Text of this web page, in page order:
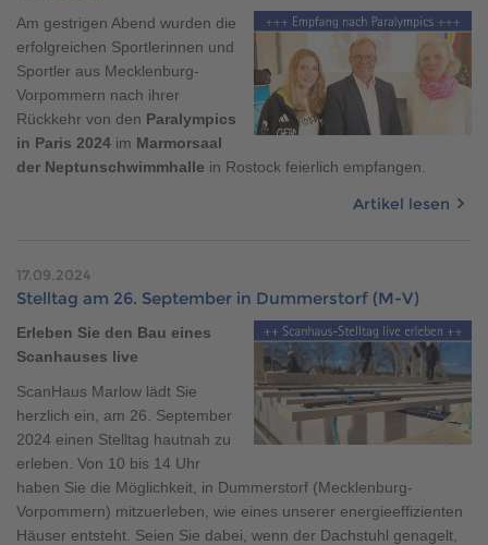
Am gestrigen Abend wurden die
erfolgreichen Sportlerinnen und
Sportler aus Mecklenburg-
Vorpommern nach ihrer
Rückkehr von den Paralympics
in Paris 2024 im Marmorsaal
der Neptunschwimmhalle in Rostock feierlich empfangen.
Artikel lesen
17.09.2024
Stelltag am 26. September in Dummerstorf (M-V)
Erleben Sie den Bau eines
Scanhauses live
ScanHaus Marlow lädt Sie
herzlich ein, am 26. September
2024 einen Stelltag hautnah zu
erleben. Von 10 bis 14 Uhr
haben Sie die Möglichkeit, in Dummerstorf (Mecklenburg-
Vorpommern) mitzuerleben, wie eines unserer energieeffizienten
Häuser entsteht. Seien Sie dabei, wenn der Dachstuhl genagelt,